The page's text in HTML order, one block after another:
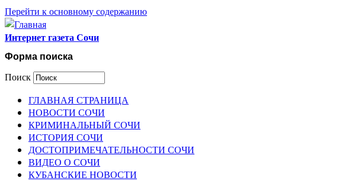
Перейти к основному содержанию
Интернет газета Сочи
Форма поиска
Поиск
ГЛАВНАЯ СТРАНИЦА
НОВОСТИ СОЧИ
КРИМИНАЛЬНЫЙ СОЧИ
ИСТОРИЯ СОЧИ
ДОСТОПРИМЕЧАТЕЛЬНОСТИ СОЧИ
ВИДЕО О СОЧИ
КУБАНСКИЕ НОВОСТИ